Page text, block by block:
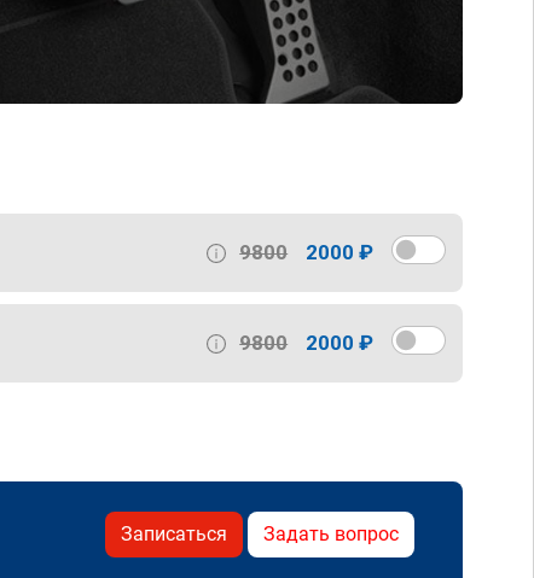
9800 2000 ₽
9800 2000 ₽
Записаться Задать вопрос